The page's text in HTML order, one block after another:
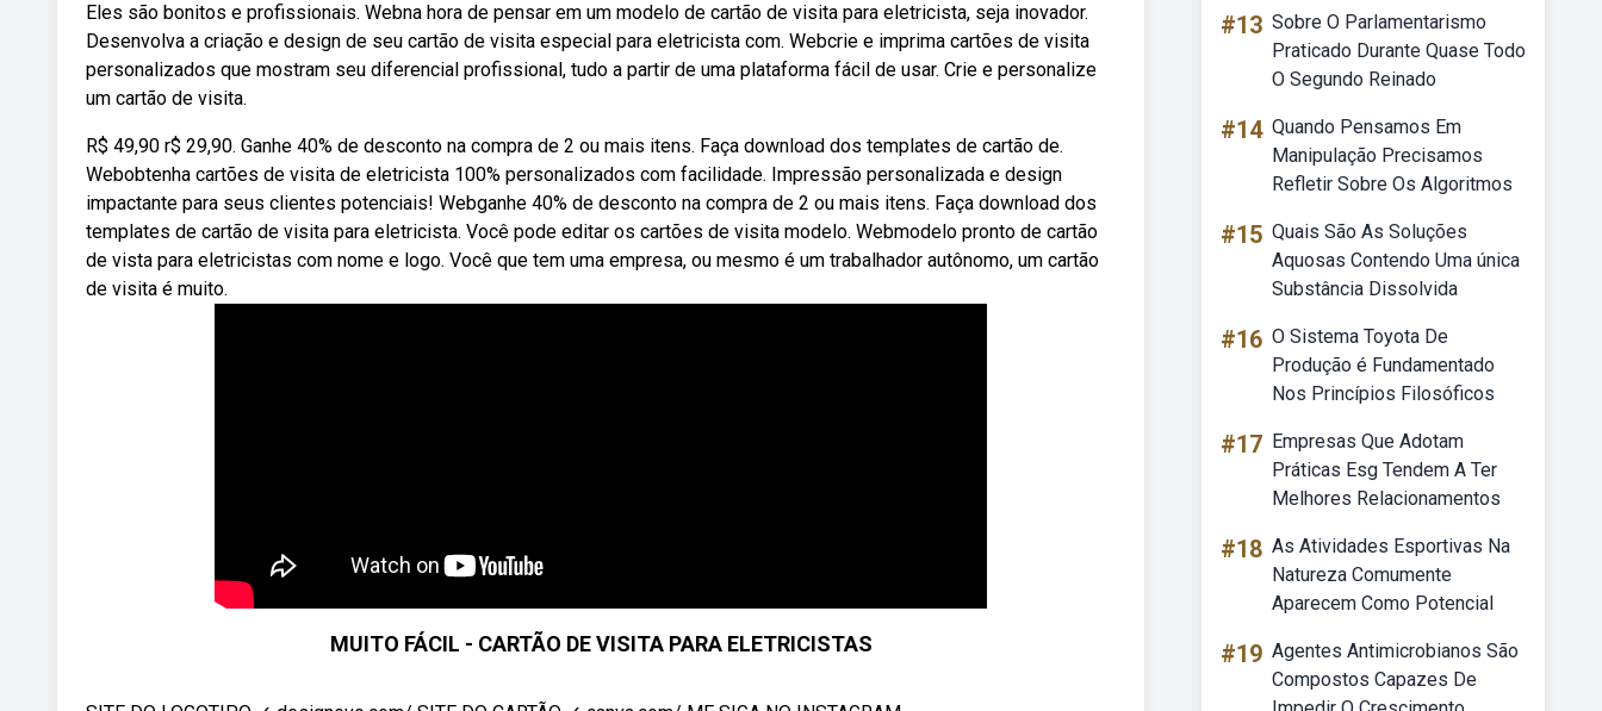
Eles são bonitos e profissionais. Webna hora de pensar em um modelo de cartão de visita para eletricista, seja inovador.
Desenvolva a criação e design de seu cartão de visita especial para eletricista com. Webcrie e imprima cartões de visita
personalizados que mostram seu diferencial profissional, tudo a partir de uma plataforma fácil de usar. Crie e personalize
um cartão de visita.
R$ 49,90 r$ 29,90. Ganhe 40% de desconto na compra de 2 ou mais itens. Faça download dos templates de cartão de.
Webobtenha cartões de visita de eletricista 100% personalizados com facilidade. Impressão personalizada e design
impactante para seus clientes potenciais! Webganhe 40% de desconto na compra de 2 ou mais itens. Faça download dos
templates de cartão de visita para eletricista. Você pode editar os cartões de visita modelo. Webmodelo pronto de cartão
de vista para eletricistas com nome e logo. Você que tem uma empresa, ou mesmo é um trabalhador autônomo, um cartão
de visita é muito.
MUITO FÁCIL - CARTÃO DE VISITA PARA ELETRICISTAS
#13 Sobre O Parlamentarismo
Praticado Durante Quase Todo
O Segundo Reinado
#14 Quando Pensamos Em
Manipulação Precisamos
Refletir Sobre Os Algoritmos
#15 Quais São As Soluções
Aquosas Contendo Uma única
Substância Dissolvida
#16 O Sistema Toyota De
Produção é Fundamentado
Nos Princípios Filosóficos
#17 Empresas Que Adotam
Práticas Esg Tendem A Ter
Melhores Relacionamentos
#18 As Atividades Esportivas Na
Natureza Comumente
Aparecem Como Potencial
#19 Agentes Antimicrobianos São
Compostos Capazes De